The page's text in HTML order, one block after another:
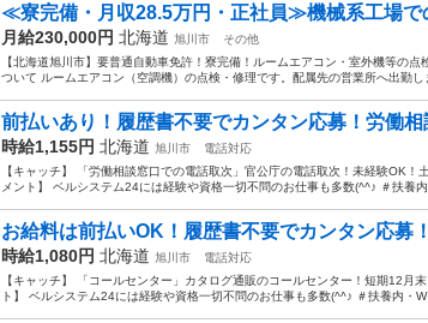
≪寮完備・月収28.5万円・正社員≫機械系工場で
月給230,000円 北海道 旭川市
その他
【北海道旭川市】要普通自動車免許！寮完備！ルームエアコン・室外機等の
ついて ルームエアコン（空調機）の点検・修理です。配属先の営業所へ出勤し
前払いあり！履歴書不要でカンタン応募！労働
時給1,155円 北海道 旭川市
電話対応
【キャッチ】 「労働相談窓口での電話取次」官公庁の電話取次！未経験OK！
メント】 ベルシステム24には経験や資格一切不問のお仕事も多数(^^♪ ＃扶養
お給料は前払いOK！履歴書不要でカンタン応募
時給1,080円 北海道 旭川市
電話対応
【キャッチ】 「コールセンター」カタログ通販のコールセンター！短期12月
ト】 ベルシステム24には経験や資格一切不問のお仕事も多数(^^♪ ＃扶養内・